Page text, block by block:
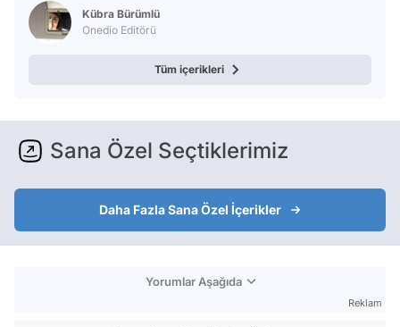
Kübra Bürümlü
Onedio Editörü
Tüm içerikleri
Sana Özel Seçtiklerimiz
Daha Fazla Sana Özel İçerikler
Yorumlar Aşağıda
Reklam